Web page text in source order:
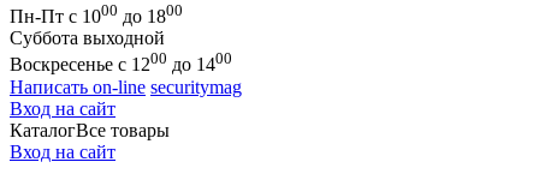
Пн-Пт с 1000 до 1800
Суббота выходной
Воскресенье с 1200 до 1400
Написать on-line securitymag
Вход на сайт
КаталогВсе товары
Вход на сайт